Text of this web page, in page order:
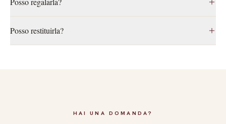
Gratuita per ordini sopra i 55€.
regalo con biglietto personalizzato. La box arriva curata e pronta
da donare, senza prezzi visibili.
Posso restituirla?
HAI UNA DOMANDA?